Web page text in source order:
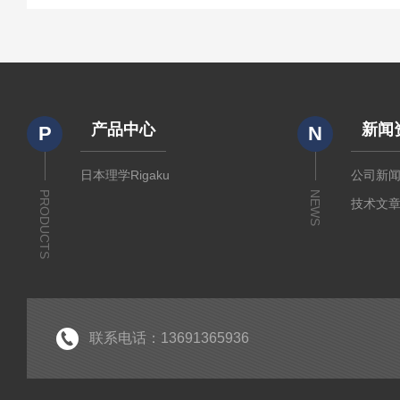
P
PRODUCTS
产品中心
日本理学Rigaku
N
NEWS
新闻
公司新
技术文
联系电话：13691365936